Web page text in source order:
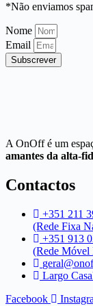
*Não enviamos
Nome
Email
Subscrever
A OnOff é um
amantes da alta-
Contactos
+351 211
(Rede Fixa
+351 913
(Rede Móvel
Largo
Facebook